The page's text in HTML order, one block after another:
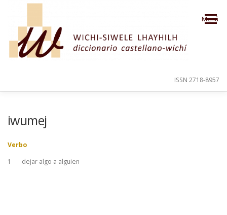
Saltar al contenido
Menú
ORDEN ALFABÉTICO
ISSN 2718-8957
iwumej
Verbo
1
dejar algo a alguien